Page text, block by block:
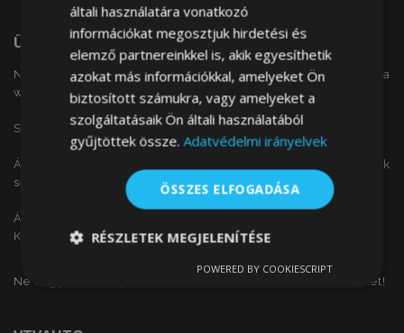
Üdvözöljük
Nem találta meg a keresett autóalkatrészt a
weboldalunkon?
Szeretne érdeklődni alkatrész árainkról?
Árajánlat kérését leadhatja a következő űrlap kitöltésének
segítségével.
Árajánlat kéréshez kattintson
Köszönjük!
Ne hagyja ki a nap ajánlatait, akcióit és az olcsó termékeket!
általi használatára vonatkozó
információkat megosztjuk hirdetési és
elemző partnereinkkel is, akik egyesíthetik
azokat más információkkal, amelyeket Ön
biztosított számukra, vagy amelyeket a
szolgáltatásaik Ön általi használatából
gyűjtöttek össze.Adatvédelmi irányelvek
ÖSSZES ELFOGADÁSA
RÉSZLETEK MEGJELENÍTÉSE
Elengedhetetlenül
szükséges
Teljesítmény
POWERED BY COOKIESCRIPT